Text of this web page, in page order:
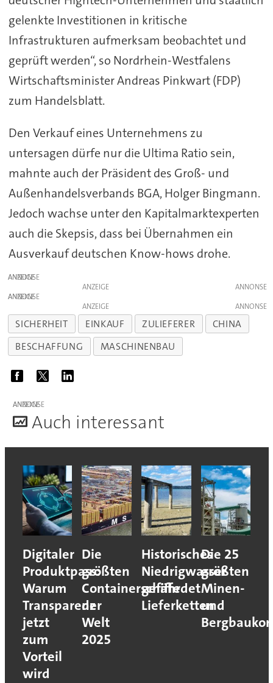
gelenkte Investitionen in kritische
Infrastrukturen aufmerksam beobachtet und
geprüft werden“, so Nordrhein-Westfalens
Wirtschaftsminister Andreas Pinkwart (FDP)
zum Handelsblatt.
Den Verkauf eines Unternehmens zu
untersagen dürfe nur die Ultima Ratio sein,
mahnte auch der Präsident des Groß- und
Außenhandelsverbands BGA, Holger Bingmann.
Jedoch wachse unter den Kapitalmarktexperten
auch die Skepsis, dass bei Übernahmen ein
Ausverkauf deutschen Know-hows drohe.
ANZEIGE
ANZEIGE
ANZEIGE
ANZEIGE
SICHERHEIT EINKAUF ZULIEFERER
CHINA
BESCHAFFUNG
MASCHINENBAU
ANZEIGE
Auch interessant
Digitaler
Produktpass:
Warum
Transparenz
jetzt
zum
Vorteil
wird
Die
größten
Containerschiffe
der
Welt
2025
Historisches
Niedrigwasser
gefährdet
Lieferketten
Die 25
größten
Minen-
und